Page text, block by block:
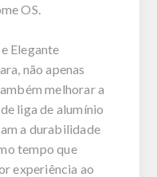
OS.
Elegante
não apenas
melhorar a
liga de alumínio
a durabilidade
tempo que
experiência ao